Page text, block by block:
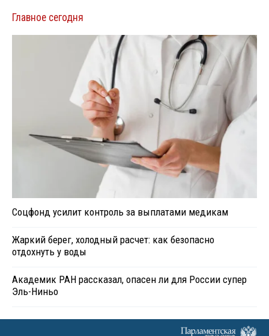
Главное сегодня
Соцфонд усилит контроль за выплатами медикам
Жаркий берег, холодный расчет: как безопасно
отдохнуть у воды
Академик РАН рассказал, опасен ли для России супер
Эль-Ниньо